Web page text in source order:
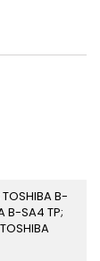
B-
B-SA4 TP;